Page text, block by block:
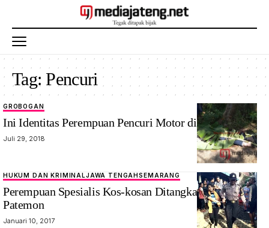
Tag:Pencuri
GROBOGAN
Ini Identitas Perempuan Pencuri Motor di Grobogan
Juli 29, 2018
HUKUM DAN KRIMINALJAWA TENGAHSEMARANG
Perempuan Spesialis Kos-kosan Ditangkap Warga
Patemon
Januari 10, 2017